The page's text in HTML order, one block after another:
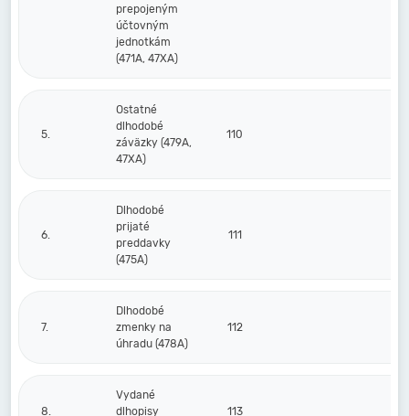
prepojeným
účtovným
jednotkám
(471A, 47XA)
5.
Ostatné
dlhodobé
záväzky (479A,
47XA)
110
6.
Dlhodobé
prijaté
preddavky
(475A)
111
7.
Dlhodobé
zmenky na
úhradu (478A)
112
8.
Vydané
dlhopisy
113